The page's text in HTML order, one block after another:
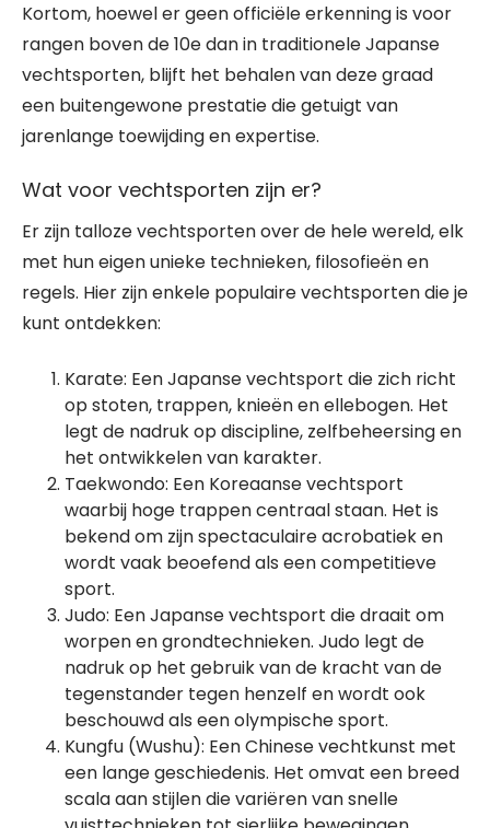
Kortom, hoewel er geen officiële erkenning is voor
rangen boven de 10e dan in traditionele Japanse
vechtsporten, blijft het behalen van deze graad
een buitengewone prestatie die getuigt van
jarenlange toewijding en expertise.
Wat voor vechtsporten zijn er?
Er zijn talloze vechtsporten over de hele wereld, elk
met hun eigen unieke technieken, filosofieën en
regels. Hier zijn enkele populaire vechtsporten die je
kunt ontdekken:
Karate: Een Japanse vechtsport die zich richt
op stoten, trappen, knieën en ellebogen. Het
legt de nadruk op discipline, zelfbeheersing en
het ontwikkelen van karakter.
Taekwondo: Een Koreaanse vechtsport
waarbij hoge trappen centraal staan. Het is
bekend om zijn spectaculaire acrobatiek en
wordt vaak beoefend als een competitieve
sport.
Judo: Een Japanse vechtsport die draait om
worpen en grondtechnieken. Judo legt de
nadruk op het gebruik van de kracht van de
tegenstander tegen henzelf en wordt ook
beschouwd als een olympische sport.
Kungfu (Wushu): Een Chinese vechtkunst met
een lange geschiedenis. Het omvat een breed
scala aan stijlen die variëren van snelle